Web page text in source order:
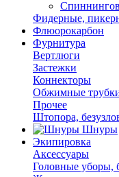
Фидерные,
Флюорокарбон
Фурнитура
Вертлюги
Застежки
Коннекторы
Обжимные
Прочее
Штопора,
Шнуры
Экипировка
Аксессуары
Головные уборы,